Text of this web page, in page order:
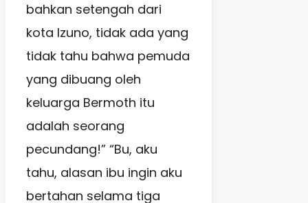
bahkan setengah dari
kota Izuno, tidak ada yang
tidak tahu bahwa pemuda
yang dibuang oleh
keluarga Bermoth itu
adalah seorang
pecundang!” “Bu, aku
tahu, alasan ibu ingin aku
bertahan selama tiga